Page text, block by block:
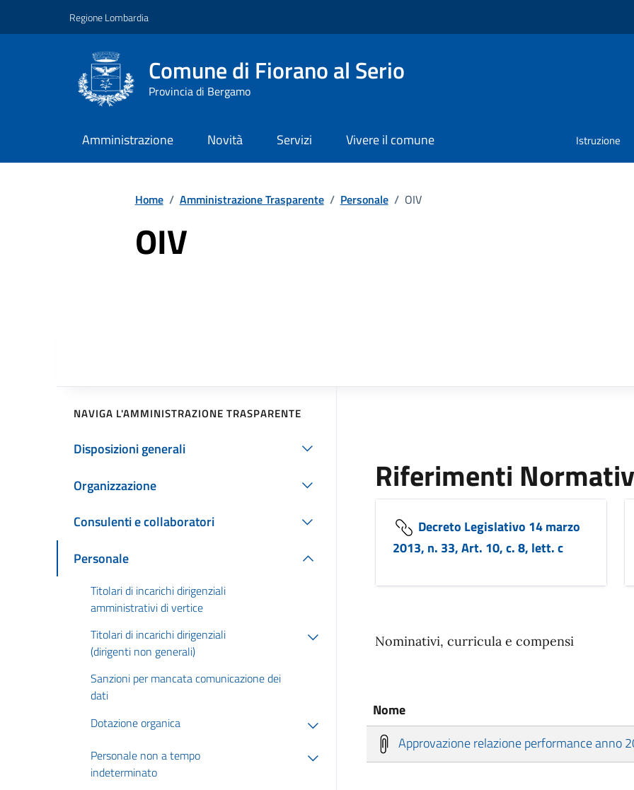
Regione Lombardia
Comune di Fiorano al Serio
Provincia di Bergamo
Amministrazione Novità Servizi Vivere il comune Istruzione
Home / Amministrazione Trasparente / Personale / OIV
OIV
NAVIGA L'AMMINISTRAZIONE TRASPARENTE
Disposizioni generali
Organizzazione
Consulenti e collaboratori
Personale
Titolari di incarichi dirigenziali
amministrativi di vertice
Titolari di incarichi dirigenziali
(dirigenti non generali)
Sanzioni per mancata comunicazione dei
dati
Dotazione organica
Personale non a tempo
indeterminato
Riferimenti
Decreto Legislativo 14 marzo
2013, n. 33, Art. 10, c. 8, lett. c
Nominativi, curricula e compensi
Nome
Approvazione relazione performance anno